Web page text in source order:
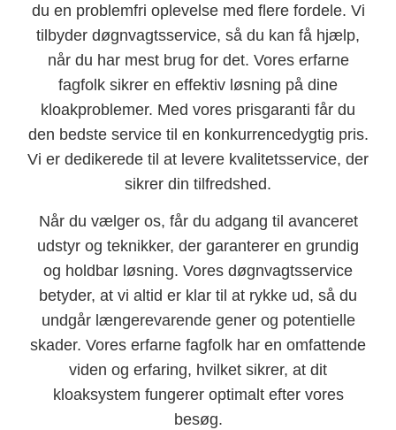
du en problemfri oplevelse med flere fordele. Vi
tilbyder døgnvagtsservice, så du kan få hjælp,
når du har mest brug for det. Vores erfarne
fagfolk sikrer en effektiv løsning på dine
kloakproblemer. Med vores prisgaranti får du
den bedste service til en konkurrencedygtig pris.
Vi er dedikerede til at levere kvalitetsservice, der
sikrer din tilfredshed.
Når du vælger os, får du adgang til avanceret
udstyr og teknikker, der garanterer en grundig
og holdbar løsning. Vores døgnvagtsservice
betyder, at vi altid er klar til at rykke ud, så du
undgår længerevarende gener og potentielle
skader. Vores erfarne fagfolk har en omfattende
viden og erfaring, hvilket sikrer, at dit
kloaksystem fungerer optimalt efter vores
besøg.